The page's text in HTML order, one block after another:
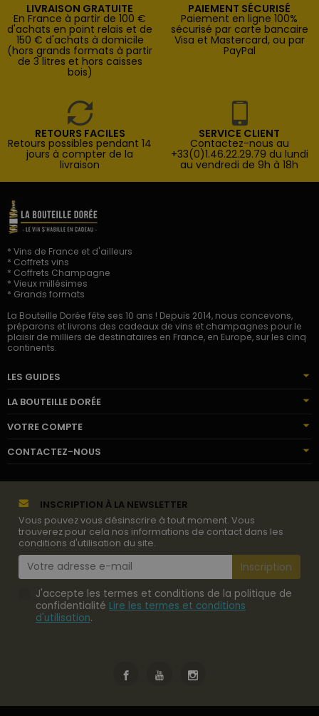
LIVRAISON GRATUITE
En France à partir de 100 €
d'achats en point relais et de
150 € d'achats à domicile
(hors grands formats à partir
de 3 litres et hors caisses
bois)
PAIEMENT SÉCURISÉ
Paiement en ligne 100%
sécurisé par carte bancaire
Visa et Mastercard, ou par
PayPal
RETOURS FACILES
Retours possibles pendant 14
jours à compter de la
livraison
SERVICE CLIENT
Contactez-nous au
+33(0)1.46.22.29.79 du lundi
au vendredi de 9h à 18h
* Vins de France et d'ailleurs
* Coffrets vins
* Coffrets Champagne
* Vieux millésimes
* Grands formats
La Bouteille Dorée fête ses 10 ans ! Depuis 2014, nous concevons,
préparons et livrons des cadeaux de vins et champagnes pour le
plaisir de milliers de destinataires en France, en Europe, sur les cinq
continents.
LES GUIDES
LA BOUTEILLE DORÉE
VOTRE COMPTE
CONTACTEZ-NOUS
INSCRIPTION À LA NEWSLETTER
Vous pouvez vous désinscrire à tout moment. Vous
trouverez pour cela nos informations de contact dans les
conditions d'utilisation du site.
J'accepte les termes et conditions de la politique de
confidentialité Lire les termes et conditions
d'utilisation.